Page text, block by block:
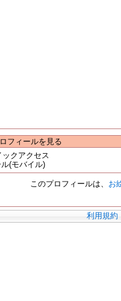
フィールを見る
クアクセス
このプロフィールは、 お
利用規約